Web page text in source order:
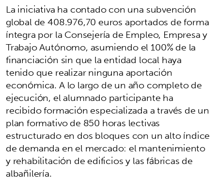
La iniciativa ha contado con una subvención
global de 408.976,70 euros aportados de forma
íntegra por la Consejería de Empleo, Empresa y
Trabajo Autónomo, asumiendo el 100% de la
financiación sin que la entidad local haya
tenido que realizar ninguna aportación
económica. A lo largo de un año completo de
ejecución, el alumnado participante ha
recibido formación especializada a través de un
plan formativo de 850 horas lectivas
estructurado en dos bloques con un alto índice
de demanda en el mercado: el mantenimiento
y rehabilitación de edificios y las fábricas de
albañilería.